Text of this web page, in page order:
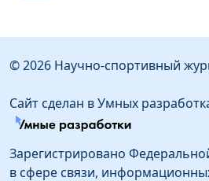
© 2026 Научно-спортивный
Сайт сделан в Умных
Зарегистрировано
в сфере связи,